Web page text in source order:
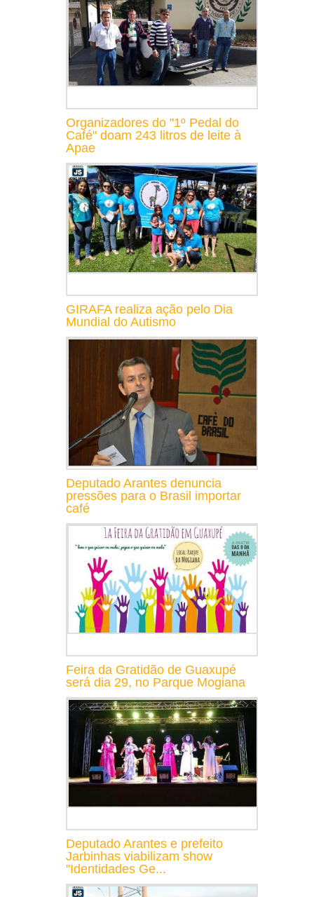
Organizadores do "1º Pedal do
Café" doam 243 litros de leite à
Apae
GIRAFA realiza ação pelo Dia
Mundial do Autismo
Deputado Arantes denuncia
pressões para o Brasil importar
café
Feira da Gratidão de Guaxupé
será dia 29, no Parque Mogiana
Deputado Arantes e prefeito
Jarbinhas viabilizam show
"Identidades Ge...